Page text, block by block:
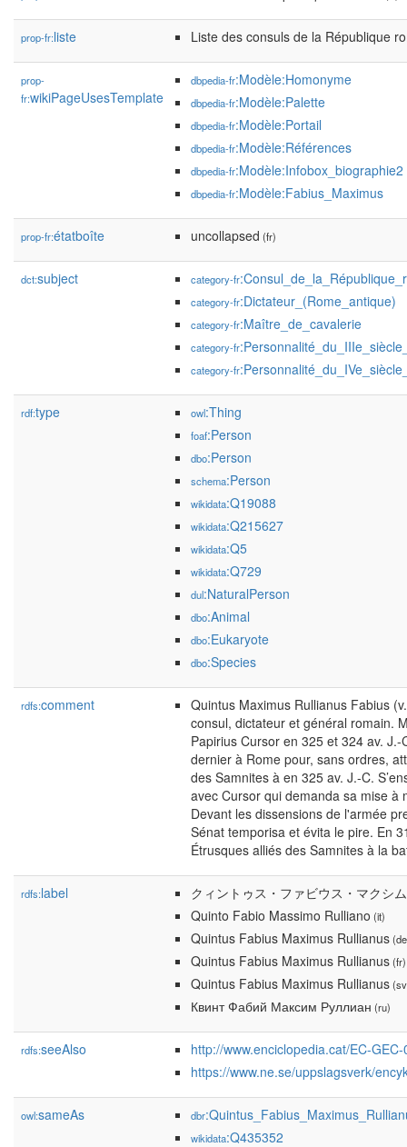
prop-fr:liste Liste des consuls de la République
prop-
fr:wikiPageUsesTemplate
dbpedia-fr:Modèle:Homonyme
dbpedia-fr:Modèle:Palette
dbpedia-fr:Modèle:Portail
dbpedia-fr:Modèle:Références
dbpedia-fr:Modèle:Infobox_biographie2
dbpedia-fr:Modèle:Fabius_Maximus
prop-fr:étatboîte uncollapsed (fr)
dct:subject category-fr
category-fr:Dictateur_(Rome_antique)
category-fr:Maître_de_cavalerie
category-fr
category-fr
rdf:type owl:Thing
foaf:Person
dbo:Person
schema:Person
wikidata:Q19088
wikidata:Q215627
wikidata:Q5
wikidata:Q729
dul:NaturalPerson
dbo:Animal
dbo:Eukaryote
dbo:Species
rdfs:comment
Quintus Maximus Rullianus Fabius
consul, dictateur et général romain.
Papirius Cursor en 325 et 324 av.
dernier à Rome pour, sans ordres,
des Samnites à en 325 av. J.-C.
avec Cursor qui demanda sa mise à
Devant les dissensions de l'armée
Sénat temporisa et évita le pire. En
Étrusques alliés des Samnites à la
rdfs:label
クィントゥス・ファビウス・マクシ
Quinto Fabio Massimo Rulliano (it)
Quintus Fabius Maximus Rullianus
Quintus Fabius Maximus Rullianus(fr)
Quintus Fabius Maximus Rullianus
Квинт Фабий Максим Руллиан (ru)
rdfs:seeAlso
http://www.enciclopedia.cat/EC-
https://www.ne.se/uppslagsverk/
owl:sameAs dbr
wikidata:Q435352